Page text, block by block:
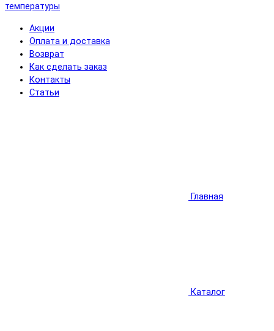
температуры
Акции
Оплата и доставка
Возврат
Как сделать заказ
Контакты
Статьи
Главная
Каталог